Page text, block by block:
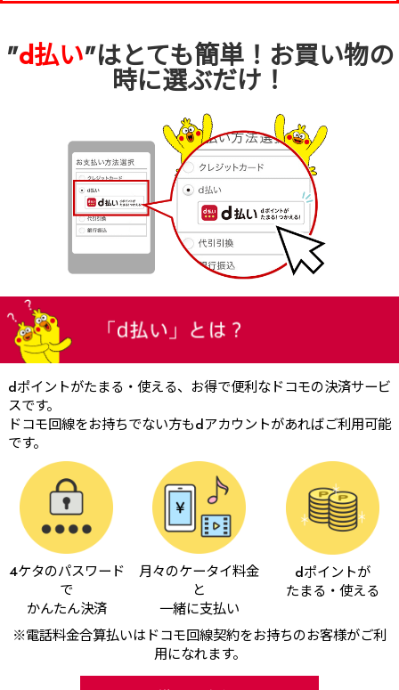
"d払い"はとても簡単！お買い物の
時に選ぶだけ！
dポイントがたまる・使える、お得で便利なドコモの決済サービ
スです。
ドコモ回線をお持ちでない方もdアカウントがあればご利用可能
です。
4ケタのパスワード
で
かんたん決済
月々のケータイ料金
と
一緒に支払い
dポイントが
たまる・使える
※電話料金合算払いはドコモ回線契約をお持ちのお客様がご利
用になれます。